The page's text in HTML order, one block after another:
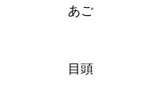
あご
目頭